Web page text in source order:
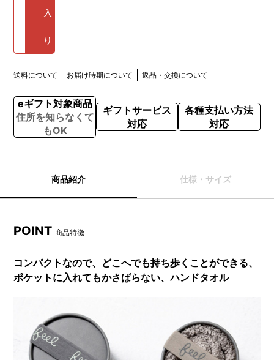
入
り
送料について お届け時期について 返品・交換について
eギフト対象商品
住所を知らなくて
もOK
ギフトサービス
対応
各種支払い方法
対応
商品紹介 仕様・サイズ
POINT商品特徴
コンパクトなので、どこへでも持ち歩くことができる、
ポケットに入れてもかさばらない、ハンドタオル